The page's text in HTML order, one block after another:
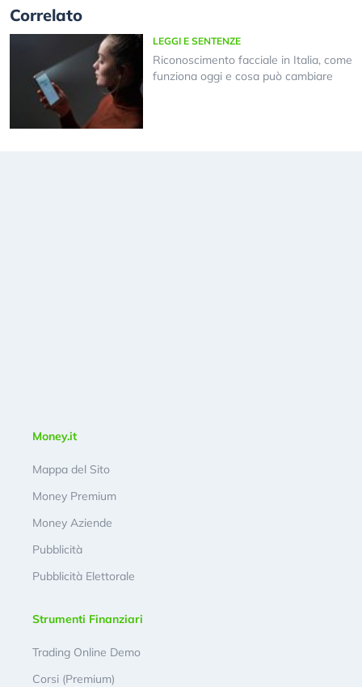
Correlato
LEGGI E SENTENZE
Riconoscimento facciale in Italia, come
funziona oggi e cosa può cambiare
Money.it
Mappa del Sito
Money Premium
Money Aziende
Pubblicità
Pubblicità Elettorale
Strumenti Finanziari
Trading Online Demo
Corsi (Premium)